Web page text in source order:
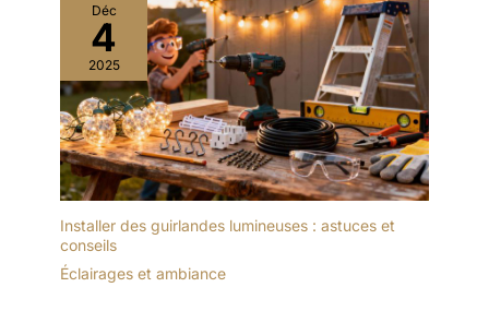
Déc
4
2025
Installer des guirlandes lumineuses : astuces et
conseils
Éclairages et ambiance